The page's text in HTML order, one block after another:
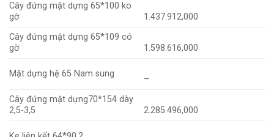
Cây đứng mặt dựng 65*100 ko
gờ
1.437.912,000
Cây đứng mặt dựng 65*109 có
gờ
1.598.616,000
Mặt dựng hệ 65 Nam sung
–
Cây đứng mặt dựng70*154 dày
2,5-3,5
2.285.496,000